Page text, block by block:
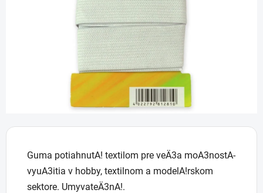
Guma potiahnutA! textilom pre veÄ3a moA3nostA­
vyuA3itia v hobby, textilnom a modelA!rskom
sektore. UmyvateÄ3nA!.